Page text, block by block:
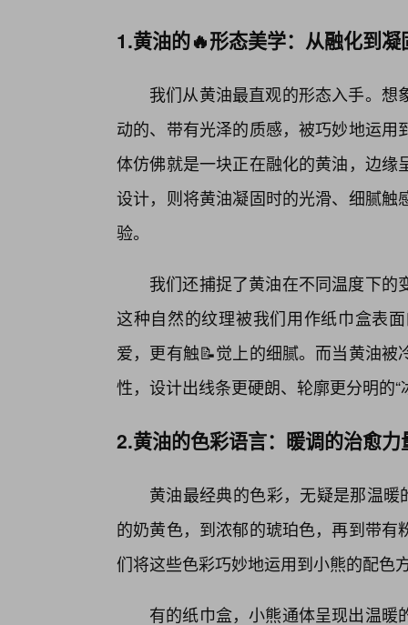
1.黄油的🔥形态美学：从融化到
我们从黄油最直观的形态入手。
动的、带有光泽的质感，被巧妙地运
体仿佛就是一块正在融化的黄油，边
设计，则将黄油凝固时的光滑、细腻
验。
我们还捕捉了黄油在不同温度下
这种自然的纹理被我们用作纸巾盒表
爱，更有触📝觉上的细腻。而当黄油
性，设计出线条更硬朗、轮廓更分明的
2.黄油的色彩语言：暖调的治愈力
黄油最经典的色彩，无疑是那温暖
的奶黄色，到浓郁的琥珀色，再到带
们将这些色彩巧妙地运用到小熊的配色
有的纸巾盒，小熊通体呈现出温